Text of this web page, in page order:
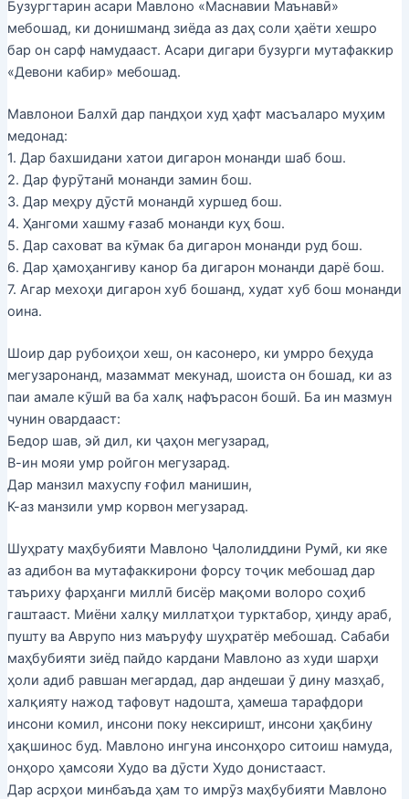
Бузургтарин асари Мавлоно «Маснавии Маънавӣ»
мебошад, ки донишманд зиёда аз даҳ соли ҳаёти хешро
бар он сарф намудааст. Асари дигари бузурги мутафаккир
«Девони кабир» мебошад.
Мавлонои Балхӣ дар пандҳои худ ҳафт масъаларо муҳим
медонад:
1. Дар бахшидани хатои дигарон монанди шаб бош.
2. Дар фурӯтанӣ монанди замин бош.
3. Дар меҳру дӯстӣ монандӣ хуршед бош.
4. Ҳангоми хашму ғазаб монанди куҳ бош.
5. Дар саховат ва кӯмак ба дигарон монанди руд бош.
6. Дар ҳамоҳангиву канор ба дигарон монанди дарё бош.
7. Агар мехоҳи дигарон хуб бошанд, худат хуб бош монанди
оина.
Шоир дар рубоиҳои хеш, он касонеро, ки умрро беҳуда
мегузаронанд, мазаммат мекунад, шоиста он бошад, ки аз
паи амале кӯшӣ ва ба халқ нафърасон бошӣ. Ба ин мазмун
чунин овардааст:
Бедор шав, эй дил, ки ҷаҳон мегузарад,
В-ин мояи умр ройгон мегузарад.
Дар манзил махуспу ғофил манишин,
К-аз манзили умр корвон мегузарад.
Шуҳрату маҳбубияти Мавлоно Ҷалолиддини Румӣ, ки яке
аз адибон ва мутафаккирони форсу тоҷик мебошад дар
таъриху фарҳанги миллӣ бисёр мақоми волоро соҳиб
гаштааст. Миёни халқу миллатҳои турктабор, ҳинду араб,
пушту ва Аврупо низ маъруфу шуҳратёр мебошад. Сабаби
маҳбубияти зиёд пайдо кардани Мавлоно аз худи шарҳи
ҳоли адиб равшан мегардад, дар андешаи ӯ дину мазҳаб,
халқияту нажод тафовут надошта, ҳамеша тарафдори
инсони комил, инсони поку нексиришт, инсони ҳақбину
ҳақшинос буд. Мавлоно ингуна инсонҳоро ситоиш намуда,
онҳоро ҳамсояи Худо ва дӯсти Худо донистааст.
Дар асрҳои минбаъда ҳам то имрӯз маҳбубияти Мавлоно